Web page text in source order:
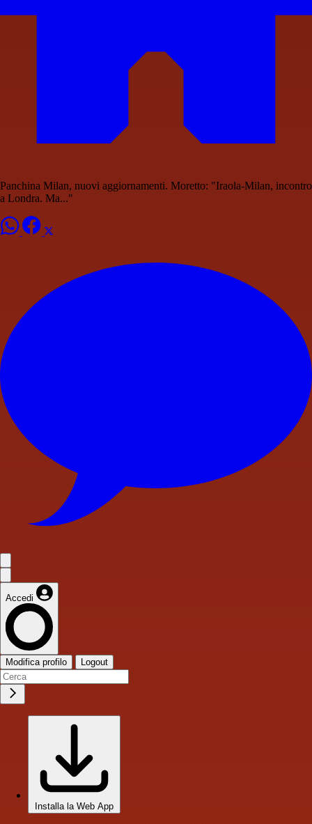
Panchina Milan, nuovi aggiornamenti. Moretto: "Iraola-Milan, incontro
a Londra. Ma..."
Accedi
Modifica profilo Logout
Installa la Web App